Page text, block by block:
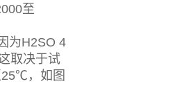
至
为H2SO 4
取决于试
25℃，如图